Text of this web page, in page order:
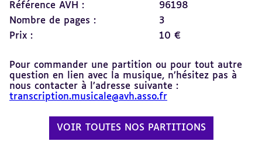
Référence AVH :
96198
Nombre de pages :
3
Prix :
10 €
Pour commander une partition ou pour tout autre
question en lien avec la musique, n’hésitez pas à
nous contacter à l’adresse suivante :
transcription.musicale@avh.asso.fr
VOIR TOUTES NOS PARTITIONS